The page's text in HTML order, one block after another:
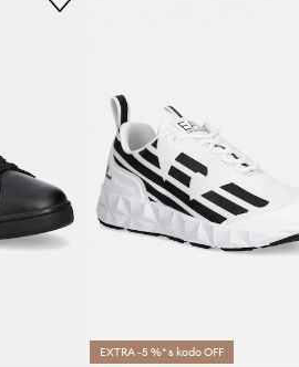
EXTRA -5 %* s kodo OFF